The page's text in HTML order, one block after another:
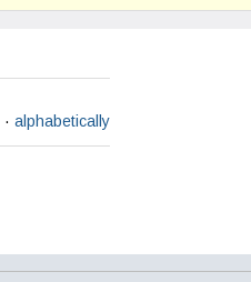
· alphabetically